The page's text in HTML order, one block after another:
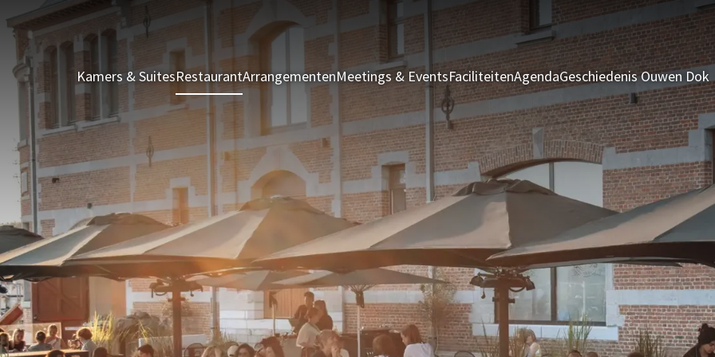
Kamers & SuitesRestaurantArrangementenMeetings & EventsFaciliteitenAgendaGeschiedenis Ouwen Dok